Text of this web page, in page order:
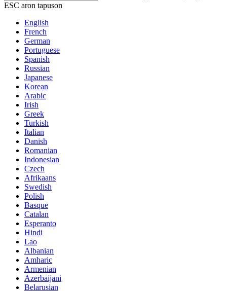
ESC aron tapuson
English
French
German
Portuguese
Spanish
Russian
Japanese
Korean
Arabic
Irish
Greek
Turkish
Italian
Danish
Romanian
Indonesian
Czech
Afrikaans
Swedish
Polish
Basque
Catalan
Esperanto
Hindi
Lao
Albanian
Amharic
Armenian
Azerbaijani
Belarusian